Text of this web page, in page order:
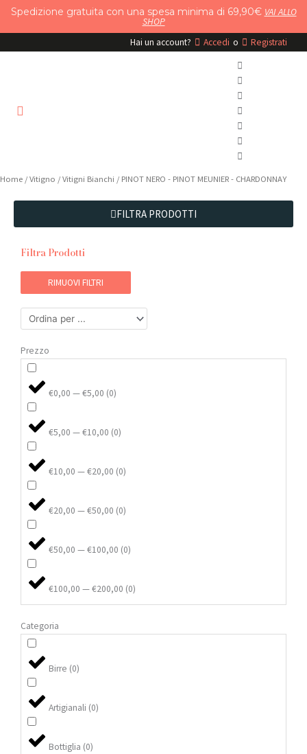
contenuto
Spedizione gratuita con una spesa minima di 69,90€ VAI ALLO
SHOP
Hai un account? Accedi o Registrati
Home / Vitigno / Vitigni Bianchi / PINOT NERO - PINOT MEUNIER - CHARDONNAY
FILTRA PRODOTTI
Filtra Prodotti
RIMUOVI FILTRI
Prezzo
€0,00 — €5,00 (0)
€5,00 — €10,00 (0)
€10,00 — €20,00 (0)
€20,00 — €50,00 (0)
€50,00 — €100,00 (0)
€100,00 — €200,00 (0)
Categoria
Birre (0)
Artigianali (0)
Bottiglia (0)